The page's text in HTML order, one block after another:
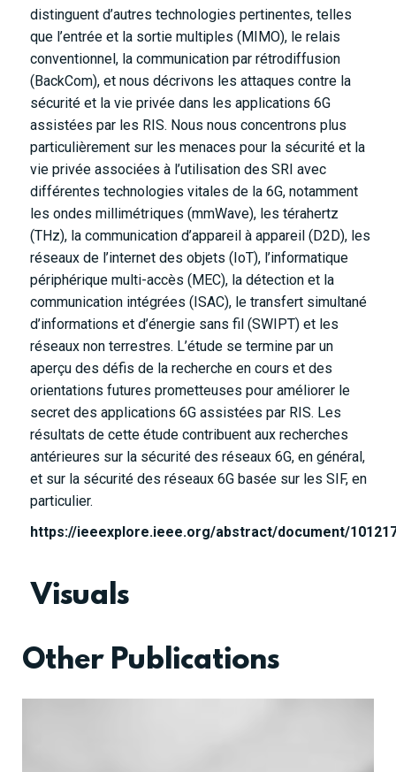
distinguent d’autres technologies pertinentes, telles
que l’entrée et la sortie multiples (MIMO), le relais
conventionnel, la communication par rétrodiffusion
(BackCom), et nous décrivons les attaques contre la
sécurité et la vie privée dans les applications 6G
assistées par les RIS. Nous nous concentrons plus
particulièrement sur les menaces pour la sécurité et la
vie privée associées à l’utilisation des SRI avec
différentes technologies vitales de la 6G, notamment
les ondes millimétriques (mmWave), les térahertz
(THz), la communication d’appareil à appareil (D2D), les
réseaux de l’internet des objets (IoT), l’informatique
périphérique multi-accès (MEC), la détection et la
communication intégrées (ISAC), le transfert simultané
d’informations et d’énergie sans fil (SWIPT) et les
réseaux non terrestres. L’étude se termine par un
aperçu des défis de la recherche en cours et des
orientations futures prometteuses pour améliorer le
secret des applications 6G assistées par RIS. Les
résultats de cette étude contribuent aux recherches
antérieures sur la sécurité des réseaux 6G, en général,
et sur la sécurité des réseaux 6G basée sur les SIF, en
particulier.
https://ieeexplore.ieee.org/abstract/document/
Visuals
Other Publications